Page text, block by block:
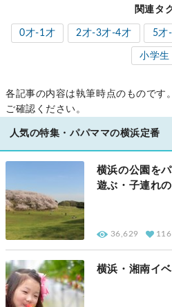
関連タ
0才-1才 2才-3才-4才 5才
小学生
各記事の内容は執筆時点のものです
ご確認ください。
人気の特集・パパママの横浜定番
横浜の公園を
遊ぶ・子連れ
36,629
横浜・湘南イ